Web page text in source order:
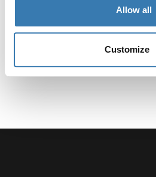
Allow all
Customize
Toggle guides and